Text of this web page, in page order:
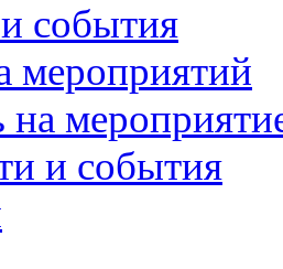
события
на
и события